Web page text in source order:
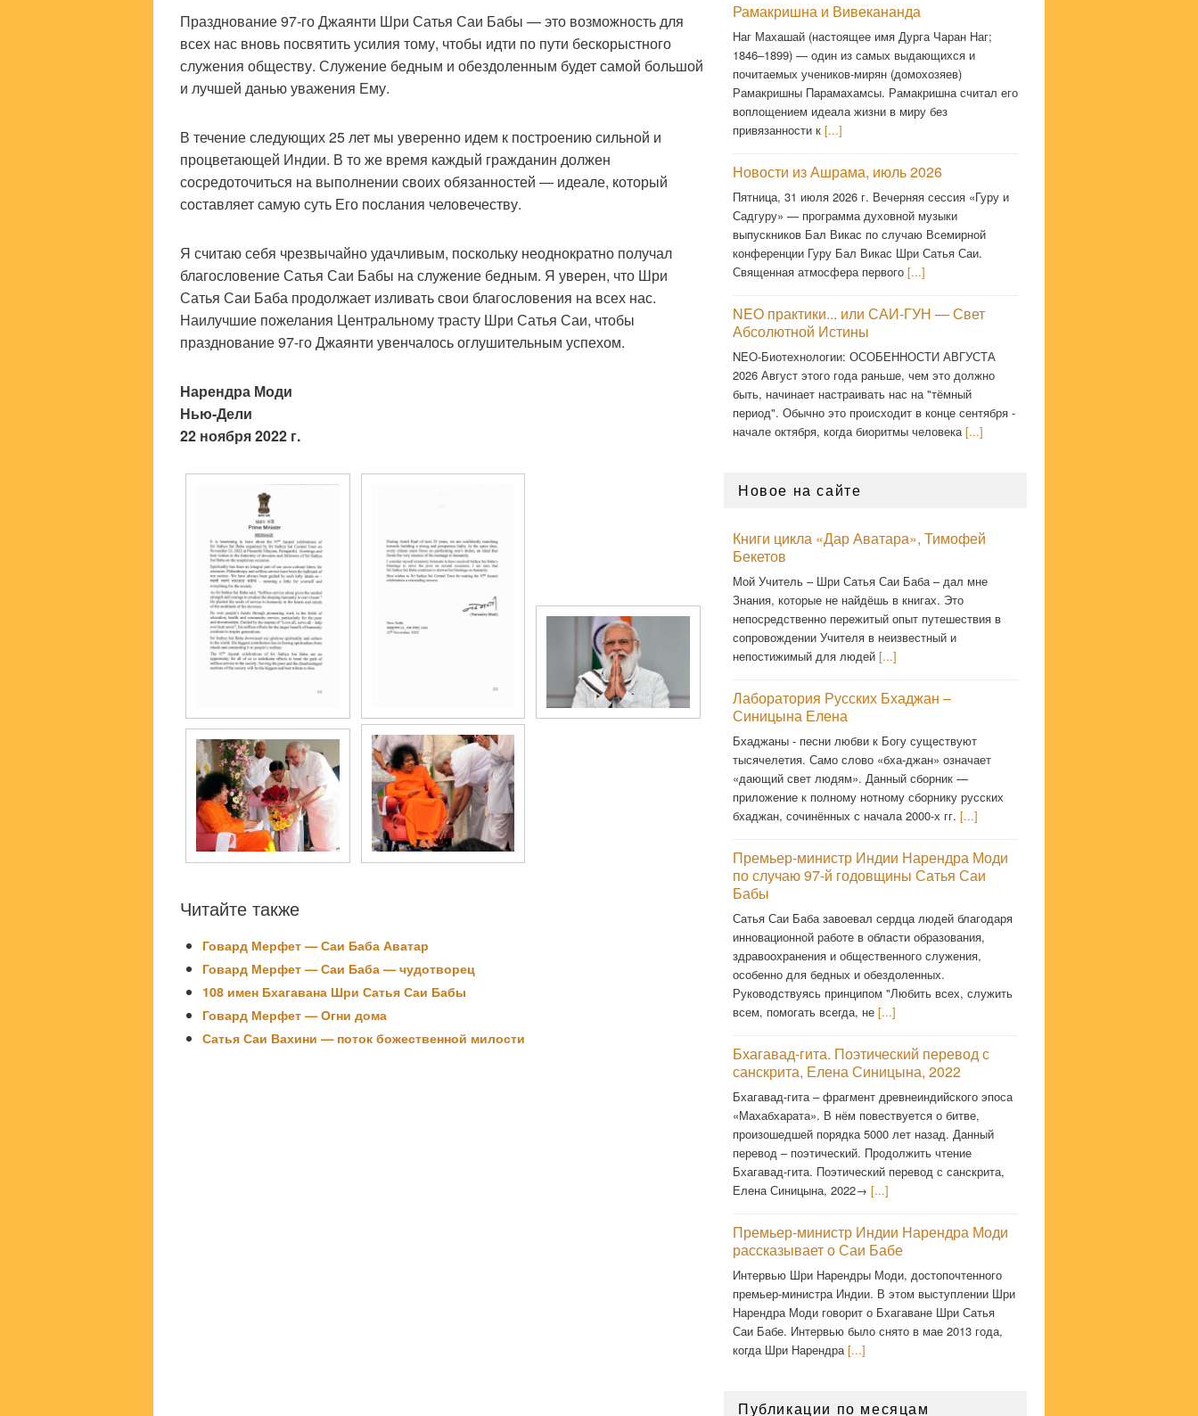
Празднование 97-го Джаянти Шри Сатья Саи Бабы — это возможность для
всех нас вновь посвятить усилия тому, чтобы идти по пути бескорыстного
служения обществу. Служение бедным и обездоленным будет самой большой
и лучшей данью уважения Ему.
В течение следующих 25 лет мы уверенно идем к построению сильной и
процветающей Индии. В то же время каждый гражданин должен
сосредоточиться на выполнении своих обязанностей — идеале, который
составляет самую суть Его послания человечеству.
Я считаю себя чрезвычайно удачливым, поскольку неоднократно получал
благословение Сатья Саи Бабы на служение бедным. Я уверен, что Шри
Сатья Саи Баба продолжает изливать свои благословения на всех нас.
Наилучшие пожелания Центральному трасту Шри Сатья Саи, чтобы
празднование 97-го Джаянти увенчалось оглушительным успехом.
Нарендра Моди
Нью-Дели
22 ноября 2022 г.
Читайте также
Говард Мерфет — Саи Баба Аватар
Говард Мерфет — Саи Баба — чудотворец
108 имен Бхагавана Шри Сатья Саи Бабы
Говард Мерфет — Огни дома
Сатья Саи Вахини — поток божественной милости
Рамакришна и Вивекананда
Наг Махашай (настоящее имя Дурга Чаран Наг;
1846–1899) — один из самых выдающихся и
почитаемых учеников-мирян (домохозяев)
Рамакришны Парамахамсы. Рамакришна считал его
воплощением идеала жизни в миру без
привязанности к [...]
Новости из Ашрама, июль 2026
Пятница, 31 июля 2026 г. Вечерняя сессия «Гуру и
Садгуру» — программа духовной музыки
выпускников Бал Викас по случаю Всемирной
конференции Гуру Бал Викас Шри Сатья Саи.
Священная атмосфера первого [...]
NEO практики... или САИ-ГУН — Свет
Абсолютной Истины
NEO-Биотехнологии: ОСОБЕННОСТИ АВГУСТА
2026 Август этого года раньше, чем это должно
быть, начинает настраивать нас на "тёмный
период". Обычно это происходит в конце сентября -
начале октября, когда биоритмы человека [...]
Новое на сайте
Книги цикла «Дар Аватара», Тимофей
Бекетов
Мой Учитель – Шри Сатья Саи Баба – дал мне
Знания, которые не найдёшь в книгах. Это
непосредственно пережитый опыт путешествия в
сопровождении Учителя в неизвестный и
непостижимый для людей [...]
Лаборатория Русских Бхаджан –
Синицына Елена
Бхаджаны - песни любви к Богу существуют
тысячелетия. Само слово «бха-джан» означает
«дающий свет людям». Данный сборник —
приложение к полному нотному сборнику русских
бхаджан, сочинённых с начала 2000-х гг. [...]
Премьер-министр Индии Нарендра Моди
по случаю 97-й годовщины Сатья Саи
Бабы
Сатья Саи Баба завоевал сердца людей благодаря
инновационной работе в области образования,
здравоохранения и общественного служения,
особенно для бедных и обездоленных.
Руководствуясь принципом "Любить всех, служить
всем, помогать всегда, не [...]
Бхагавад-гита. Поэтический перевод с
санскрита, Елена Синицына, 2022
Бхагавад-гита – фрагмент древнеиндийского эпоса
«Махабхарата». В нём повествуется о битве,
произошедшей порядка 5000 лет назад. Данный
перевод – поэтический. Продолжить чтение
Бхагавад-гита. Поэтический перевод с санскрита,
Елена Синицына, 2022→ [...]
Премьер-министр Индии Нарендра Моди
рассказывает о Саи Бабе
Интервью Шри Нарендры Моди, достопочтенного
премьер-министра Индии. В этом выступлении Шри
Нарендра Моди говорит о Бхагаване Шри Сатья
Саи Бабе. Интервью было снято в мае 2013 года,
когда Шри Нарендра [...]
Публикации по месяцам